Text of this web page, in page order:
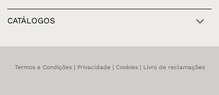
CATÁLOGOS
Termos e Condições| Privacidade Cookies| Livro de reclamações